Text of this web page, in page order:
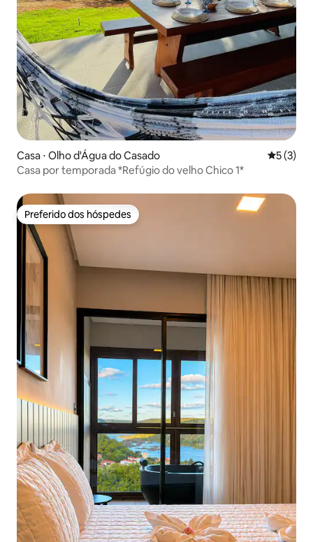
Casa ⋅ Olho d'Água do Casado 5 de
5 (3)
Casa por temporada *Refúgio do velho Chico 1*
Preferido dos hóspedes
Preferido dos hóspedes